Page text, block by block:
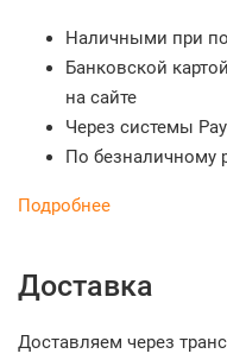
Наличными при
Банковской
на сайте
Через системы
По безналичному
Подробнее
Доставка
Доставляем через